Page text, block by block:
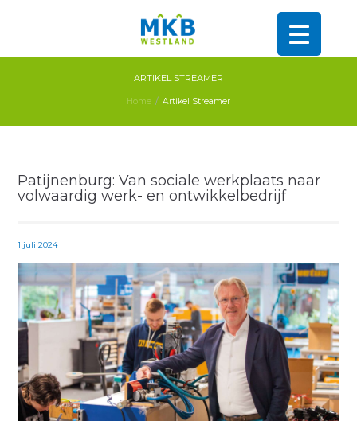
ARTIKEL STREAMER
Home Artikel Streamer
Patijnenburg: Van sociale werkplaats naar
volwaardig werk- en ontwikkelbedrijf
1 juli 2024